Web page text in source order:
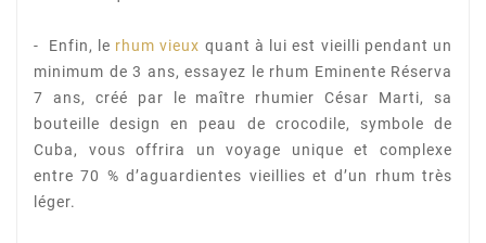
- Enfin, le rhum vieux quant à lui est vieilli pendant un
minimum de 3 ans, essayez le rhum Eminente Réserva
7 ans, créé par le maître rhumier César Marti, sa
bouteille design en peau de crocodile, symbole de
Cuba, vous offrira un voyage unique et complexe
entre 70 %d’aguardientes vieillies et d’un rhum très
léger.